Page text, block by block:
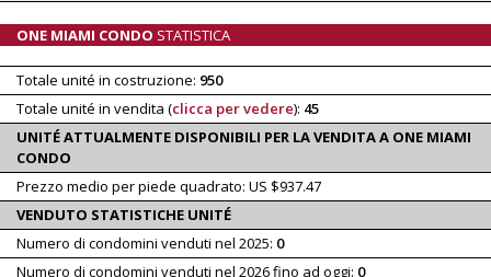
ONE MIAMI CONDO STATISTICA
Totale unité in costruzione: 950
Totale unité in vendita (clicca per vedere): 45
UNITÉ ATTUALMENTE DISPONIBILI PER LA VENDITA A ONE MIAMI
CONDO
Prezzo medio per piede quadrato: US $937.47
VENDUTO STATISTICHE UNITÉ
Numero di condomini venduti nel 2025: 0
Numero di condomini venduti nel 2026 fino ad oggi: 0